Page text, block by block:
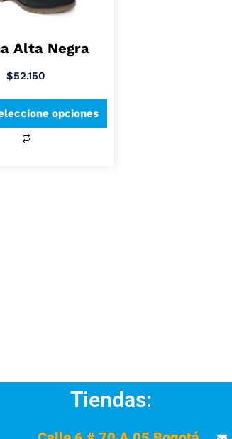
Alta Negra
$52.150
opciones
Tiendas: